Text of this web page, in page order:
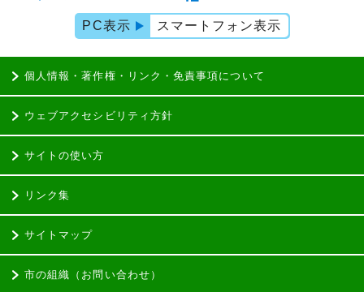
PC表示 スマートフォン表示
個人情報・著作権・リンク・免責事項について
ウェブアクセシビリティ方針
サイトの使い方
リンク集
サイトマップ
市の組織（お問い合わせ）